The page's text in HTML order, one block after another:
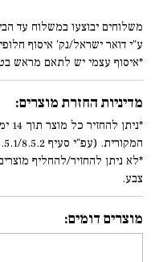
משלוחים יבוצעו במשלוח עד הבית עם
ע"י דואר ישראל/נק' איסוף
*איסוף עצמי יש לתאם מראש בטל: 077-
מדיניות החזרת מוצרים:
המקורית. (עפ"י סעיף 8.5.1/8.5.2 בתקנון)
*לא ניתן להחזיר/להחליף
צבע.
מוצרים דומים: